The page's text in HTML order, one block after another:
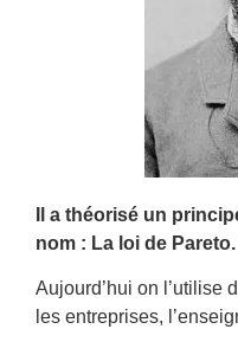
Il a théorisé un
nom : La loi de Pareto.
Aujourd’hui on l’utilise
les entreprises,